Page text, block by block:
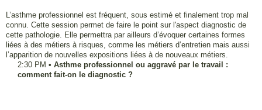
L’asthme professionnel est fréquent, sous estimé et finalement trop mal
connu. Cette session permet de faire le point sur l'aspect diagnostic de
cette pathologie. Elle permettra par ailleurs d’évoquer certaines formes
liées à des métiers à risques, comme les métiers d’entretien mais aussi
l’apparition de nouvelles expositions liées à de nouveaux métiers.
2:30 PM • Asthme professionnel ou aggravé par le travail :
comment fait-on le diagnostic ?